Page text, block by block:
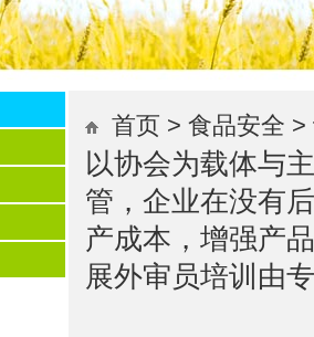
首页 > 食品安全 >
以协会为载体与
管，企业在没有
产成本，增强产
展外审员培训由